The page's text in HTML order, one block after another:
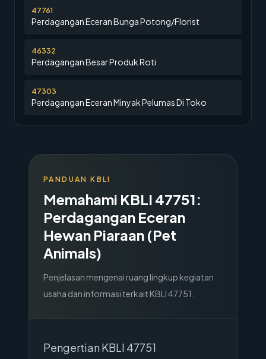
47761
Perdagangan Eceran Bunga Potong/Florist
46332
Perdagangan Besar Produk Roti
47303
Perdagangan Eceran Minyak Pelumas Di Toko
PANDUAN KBLI
Memahami KBLI 47751:
Perdagangan Eceran
Hewan Piaraan (Pet
Animals)
Penjelasan mengenai ruang lingkup kegiatan
usaha dan informasi terkait KBLI47751
Pengertian KBLI 47751